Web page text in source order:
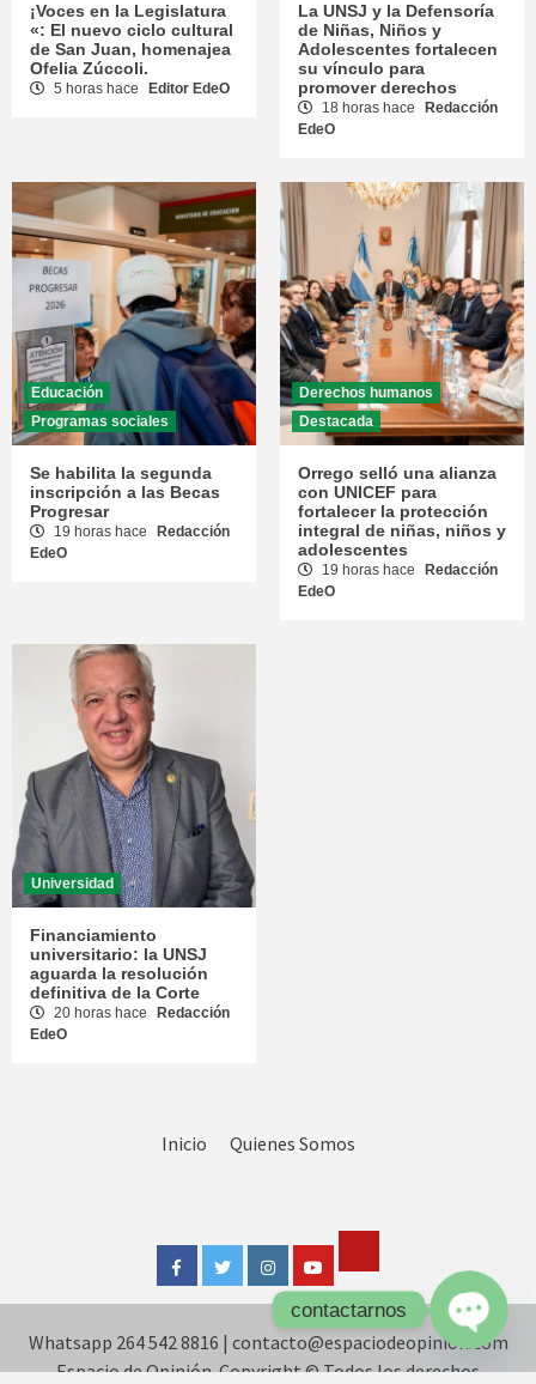
¡Voces en la Legislatura
«: El nuevo ciclo cultural
de San Juan, homenajea
Ofelia Zúccoli.
5 horas hace Editor EdeO
La UNSJ y la Defensoría
de Niñas, Niños y
Adolescentes fortalecen
su vínculo para
promover derechos
18 horas hace
Redacción
EdeO
Educación
Programas sociales
Se habilita la segunda
inscripción a las Becas
Progresar
19 horas hace
Redacción
EdeO
Derechos humanos
Destacada
Orrego selló una alianza
con UNICEF para
fortalecer la protección
integral de niñas, niños y
adolescentes
19 horas hace
Redacción
EdeO
Universidad
Financiamiento
universitario: la UNSJ
aguarda la resolución
definitiva de la Corte
20 horas hace
Redacción
EdeO
Inicio Quienes Somos
FacebookTwitterInstagramYoutube
Tok
Whatsapp 264 542 8816 | contacto@espaciodeopinion.com
Espacio de Opinión. Copyright © Todos los derechos
contactarnos
Open
chaty